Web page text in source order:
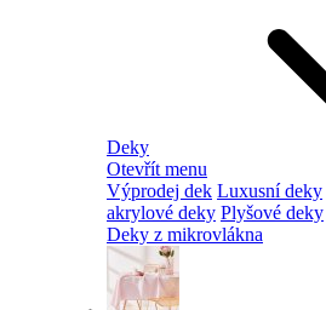
Deky
Otevřít menu
Výprodej dek Luxusní deky
akrylové deky Plyšové deky
Deky z mikrovlákna